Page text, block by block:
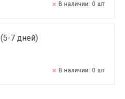
В наличии: 0 шт
7 дней)
В наличии: 0 шт